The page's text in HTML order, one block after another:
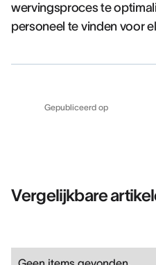
wervingsproces te
personeel te vinden voor
Gepubliceerd op
Vergelijkbare